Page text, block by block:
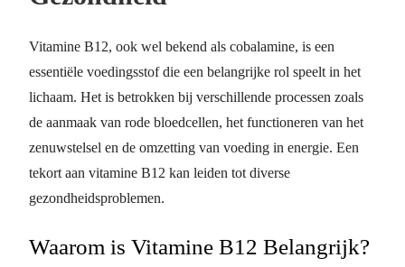
Vitamine B12, ook wel bekend als cobalamine, is een
essentiële voedingsstof die een belangrijke rol speelt in het
lichaam. Het is betrokken bij verschillende processen zoals
de aanmaak van rode bloedcellen, het functioneren van het
zenuwstelsel en de omzetting van voeding in energie. Een
tekort aan vitamine B12 kan leiden tot diverse
gezondheidsproblemen.
Waarom is Vitamine B12 Belangrijk?